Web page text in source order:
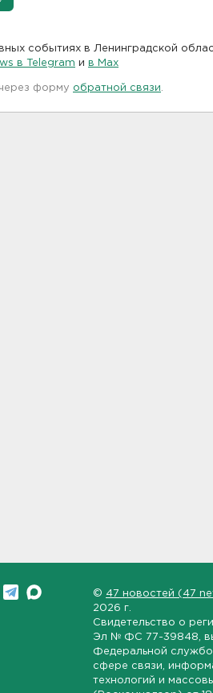
событиях в Ленинградской
в Telegram и в Maх
форму обратной связи
© 47 новостей (47
2026 г.
Свидетельство о
Эл № ФС 77-39848 ,
Федеральной
сфере связи,
технологий и